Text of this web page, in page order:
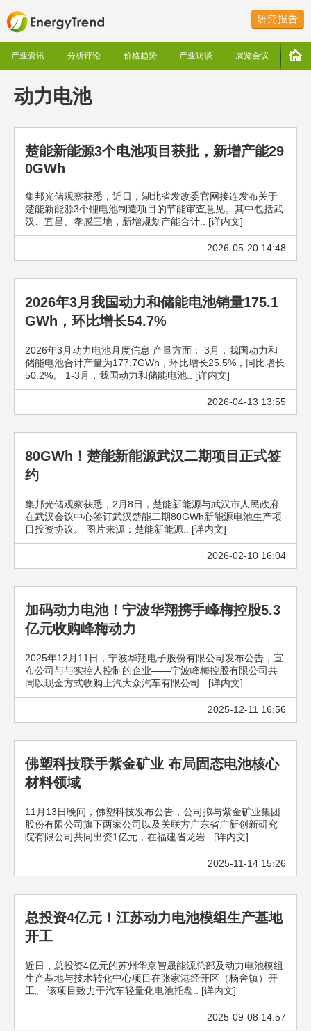
研究报告
产业资讯 分析评论 价格趋势 产业访谈 展览会议
动力电池
楚能新能源3个电池项目获批，新增产能29
0GWh
集邦光储观察获悉，近日，湖北省发改委官网接连发布关于
楚能新能源3个锂电池制造项目的节能审查意见。其中包括武
汉、宜昌、孝感三地，新增规划产能合计.. [详内文]
2026-05-20 14:48
2026年3月我国动力和储能电池销量175.1
GWh，环比增长54.7%
2026年3月动力电池月度信息 产量方面： 3月，我国动力和
储能电池合计产量为177.7GWh，环比增长25.5%，同比增长
50.2%。 1-3月，我国动力和储能电池.. [详内文]
2026-04-13 13:55
80GWh！楚能新能源武汉二期项目正式签
约
集邦光储观察获悉，2月8日，楚能新能源与武汉市人民政府
在武汉会议中心签订武汉楚能二期80GWh新能源电池生产项
目投资协议。 图片来源：楚能新能源.. [详内文]
2026-02-10 16:04
加码动力电池！宁波华翔携手峰梅控股5.3
亿元收购峰梅动力
2025年12月11日，宁波华翔电子股份有限公司发布公告，宣
布公司与与实控人控制的企业——宁波峰梅控股有限公司共
同以现金方式收购上汽大众汽车有限公司.. [详内文]
2025-12-11 16:56
佛塑科技联手紫金矿业 布局固态电池核心
材料领域
11月13日晚间，佛塑科技发布公告，公司拟与紫金矿业集团
股份有限公司旗下两家公司以及关联方广东省广新创新研究
院有限公司共同出资1亿元，在福建省龙岩.. [详内文]
2025-11-14 15:26
总投资4亿元！江苏动力电池模组生产基地
开工
近日，总投资4亿元的苏州华京智晟能源总部及动力电池模组
生产基地与技术转化中心项目在张家港经开区（杨舍镇）开
工。 该项目致力于汽车轻量化电池托盘.. [详内文]
2025-09-08 14:57